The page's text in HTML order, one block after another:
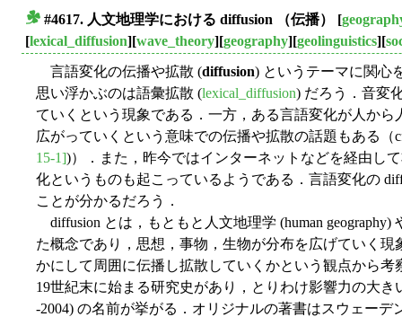
#4617. 人文地理学における diffusion （伝播） [
[lexical_diffusion][wave_theory][geography][geolinguistics][
言語変化の伝播や拡散 (diffusion) というテーマに関心
思い浮かぶのは語彙拡散 (lexical_diffusion) だろう．音変
ていくという現象である．一方，ある言語変化が人か
広がっていくという意味での伝播や拡散の話題もある（
15-1])）．また，昨今ではインターネットなどを経由し
化というものも起こっているようである．言語変化の
ことが分かるだろう．
diffusion とは，もともと人文地理学 (human geography)
た概念であり，思想，事物，生物が分布を広げていく
かにして周囲に伝播し拡散していくかという観点から
19世紀末に始まる研究史があり，とりわけ影響力の大き
-2004) の名前が挙がる．オリジナルの著書はスウェーデ